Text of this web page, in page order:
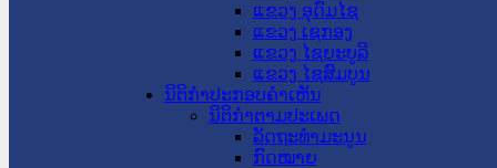
ແຂວງ ອຸດົມໄຊ
ແຂວງ ເຊກອງ
ແຂວງ ໄຊຍະບູລີ
ແຂວງ ໄຊສົມບູນ
ນິຕິກໍາປະກອບຄໍາເຫັນ
ນິຕິກໍາຕາມປະເພດ
ລັດຖະທໍາມະນູນ
ກົດໝາຍ